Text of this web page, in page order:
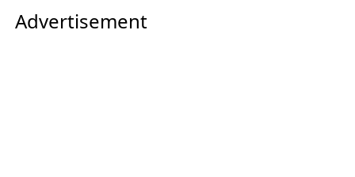
Advertisement